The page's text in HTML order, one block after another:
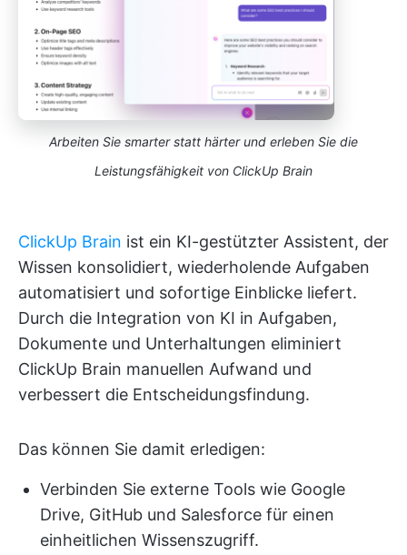
Arbeiten Sie smarter statt härter und erleben Sie die
Leistungsfähigkeit von ClickUp Brain
ClickUp Brain ist ein KI-gestützter Assistent, der
Wissen konsolidiert, wiederholende Aufgaben
automatisiert und sofortige Einblicke liefert.
Durch die Integration von KI in Aufgaben,
Dokumente und Unterhaltungen eliminiert
ClickUp Brain manuellen Aufwand und
verbessert die Entscheidungsfindung.
Das können Sie damit erledigen:
Verbinden Sie externe Tools wie Google
Drive, GitHub und Salesforce für einen
einheitlichen Wissenszugriff.